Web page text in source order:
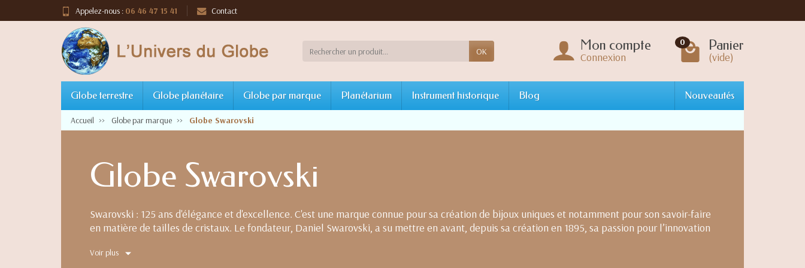
Appelez-nous : 06 46 47 15 41 Contact
OK Mon compte
Connexion
0 Panier
(vide)
Globe terrestre Globe planétaire Globe par marque Planétarium Instrument historique Blog Nouveautés
Accueil Globe par marque Globe Swarovski
Globe Swarovski
Swarovski : 125 ans d'élégance et d'excellence. C'est une marque connue pour sa création de bijoux uniques et notamment pour son savoir-faire
en matière de tailles de cristaux. Le fondateur, Daniel Swarovski, a su mettre en avant, depuis sa création en 1895, sa passion pour l’innovation
Voir plus